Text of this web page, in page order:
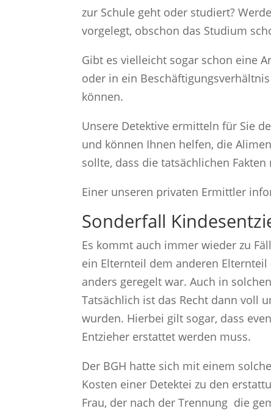
zur Schule geht oder studiert?
vorgelegt, obschon das Studium
Gibt es vielleicht sogar schon eine
oder in ein
können.
Unsere Detektive ermitteln für Sie
und können Ihnen helfen, die
sollte, dass die tatsächlichen
Einer unseren privaten Ermittler
Sonderfall
Es kommt auch immer wieder zu
ein Elternteil dem anderen
anders geregelt war. Auch in
Tatsächlich ist das Recht dann voll
wurden. Hierbei gilt sogar, dass
Entzieher erstattet werden muss.
Der BGH hatte sich mit einem
Kosten einer Detektei zu den
Frau, der nach der Trennung die